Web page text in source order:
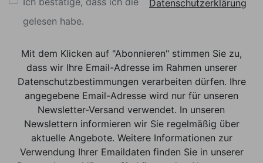
Datenschutzerklärung
gelesen habe.
Mit dem Klicken auf "Abonnieren" stimmen Sie zu,
dass wir Ihre Email-Adresse im Rahmen unserer
Datenschutzbestimmungen verarbeiten dürfen. Ihre
angegebene Email-Adresse wird nur für unseren
Newsletter-Versand verwendet. In unseren
Newslettern informieren wir Sie regelmäßig über
aktuelle Angebote. Weitere Informationen zur
Verwendung Ihrer Emaildaten finden Sie in unserer